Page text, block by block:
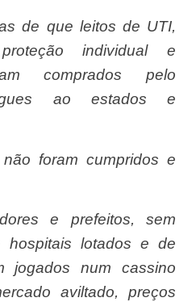
individual e
comprados pelo
ao estados e
hospitais lotados e de
jogados num cassino
aviltado, preços